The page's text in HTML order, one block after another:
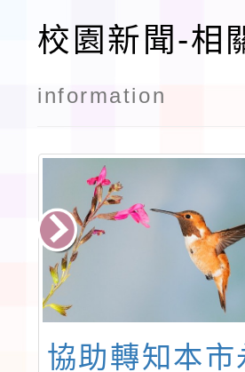
校園新聞-相
information
協助轉知本市